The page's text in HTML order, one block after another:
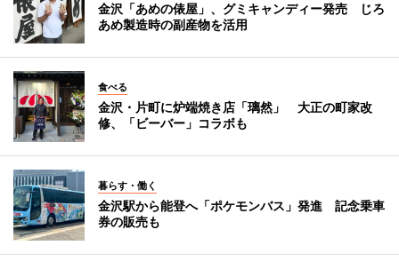
金沢「あめの俵屋」、グミキャンディー発売 じろ
あめ製造時の副産物を活用
食べる
金沢・片町に炉端焼き店「璃然」 大正の町家改
修、「ビーバー」コラボも
暮らす・働く
金沢駅から能登へ「ポケモンバス」発進 記念乗車
券の販売も